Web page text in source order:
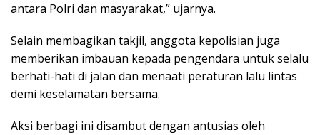
antara Polri dan masyarakat,” ujarnya.
Selain membagikan takjil, anggota kepolisian juga
memberikan imbauan kepada pengendara untuk selalu
berhati-hati di jalan dan menaati peraturan lalu lintas
demi keselamatan bersama.
Aksi berbagi ini disambut dengan antusias oleh